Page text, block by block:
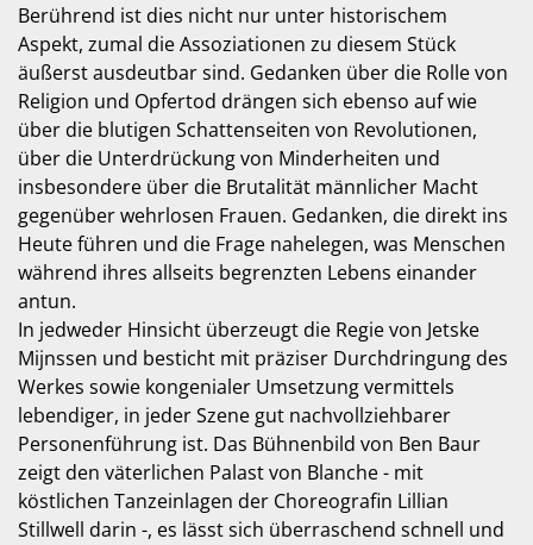
Berührend ist dies nicht nur unter historischem
Aspekt, zumal die Assoziationen zu diesem Stück
äußerst ausdeutbar sind. Gedanken über die Rolle von
Religion und Opfertod drängen sich ebenso auf wie
über die blutigen Schattenseiten von Revolutionen,
über die Unterdrückung von Minderheiten und
insbesondere über die Brutalität männlicher Macht
gegenüber wehrlosen Frauen. Gedanken, die direkt ins
Heute führen und die Frage nahelegen, was Menschen
während ihres allseits begrenzten Lebens einander
antun.
In jedweder Hinsicht überzeugt die Regie von Jetske
Mijnssen und besticht mit präziser Durchdringung des
Werkes sowie kongenialer Umsetzung vermittels
lebendiger, in jeder Szene gut nachvollziehbarer
Personenführung ist. Das Bühnenbild von Ben Baur
zeigt den väterlichen Palast von Blanche - mit
köstlichen Tanzeinlagen der Choreografin Lillian
Stillwell darin -, es lässt sich überraschend schnell und